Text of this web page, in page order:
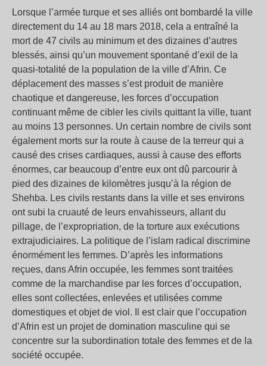
Lorsque l’armée turque et ses alliés ont bombardé la ville
directement du 14 au 18 mars 2018, cela a entraîné la
mort de 47 civils au minimum et des dizaines d’autres
blessés, ainsi qu’un mouvement spontané d’exil de la
quasi-totalité de la population de la ville d’Afrin. Ce
déplacement des masses s’est produit de manière
chaotique et dangereuse, les forces d’occupation
continuant même de cibler les civils quittant la ville, tuant
au moins 13 personnes. Un certain nombre de civils sont
également morts sur la route à cause de la terreur qui a
causé des crises cardiaques, aussi à cause des efforts
énormes, car beaucoup d’entre eux ont dû parcourir à
pied des dizaines de kilomètres jusqu’à la région de
Shehba. Les civils restants dans la ville et ses environs
ont subi la cruauté de leurs envahisseurs, allant du
pillage, de l’expropriation, de la torture aux exécutions
extrajudiciaires. La politique de l’islam radical discrimine
énormément les femmes. D’après les informations
reçues, dans Afrin occupée, les femmes sont traitées
comme de la marchandise par les forces d’occupation,
elles sont collectées, enlevées et utilisées comme
domestiques et objet de viol. Il est clair que l’occupation
d’Afrin est un projet de domination masculine qui se
concentre sur la subordination totale des femmes et de la
société occupée.